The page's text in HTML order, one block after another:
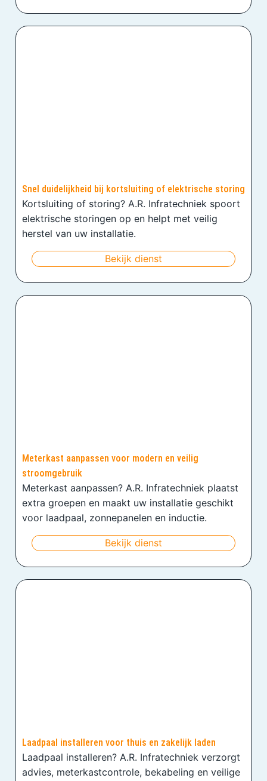
Snel duidelijkheid bij kortsluiting of elektrische storing
Kortsluiting of storing? A.R. Infratechniek spoort
elektrische storingen op en helpt met veilig
herstel van uw installatie.
Bekijk dienst
Meterkast aanpassen voor modern en veilig
stroomgebruik
Meterkast aanpassen? A.R. Infratechniek plaatst
extra groepen en maakt uw installatie geschikt
voor laadpaal, zonnepanelen en inductie.
Bekijk dienst
Laadpaal installeren voor thuis en zakelijk laden
Laadpaal installeren? A.R. Infratechniek verzorgt
advies, meterkastcontrole, bekabeling en veilige